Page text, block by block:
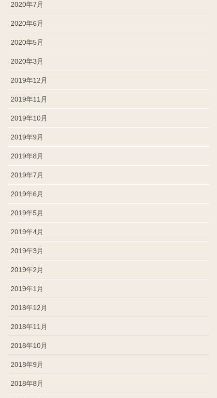
2020年7月
2020年6月
2020年5月
2020年3月
2019年12月
2019年11月
2019年10月
2019年9月
2019年8月
2019年7月
2019年6月
2019年5月
2019年4月
2019年3月
2019年2月
2019年1月
2018年12月
2018年11月
2018年10月
2018年9月
2018年8月